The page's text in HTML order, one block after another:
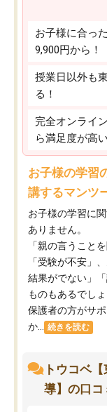
お子様に合っ
9,900円から！
授業日以外も
る！
完全オンライ
ら満足度が高い
お子様の学習
講するマンツ
お子様の学習に
ありません。
「親の言うこと
「受験が不安」
結果がでない」
ものもあるでしょ
保護者の方がサ
か...
続きを読む
トウコベ
導】の口コ